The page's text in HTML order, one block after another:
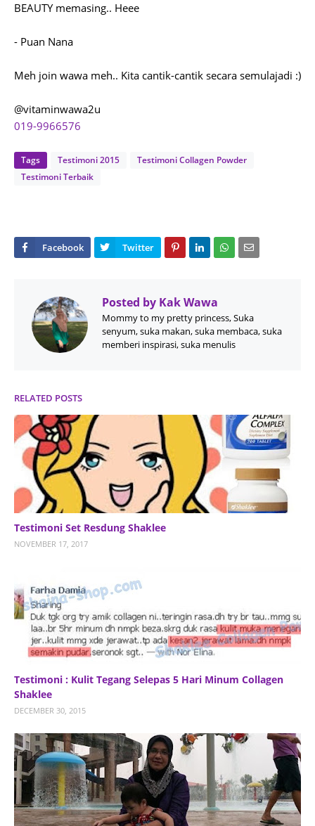
BEAUTY memasing.. Heee
- Puan Nana
Meh join wawa meh.. Kita cantik-cantik secara semulajadi :)
@vitaminwawa2u
019-9966576
Tags Testimoni 2015
Testimoni Collagen Powder
Testimoni Terbaik
Posted by Kak Wawa
Mommy to my pretty princess, Suka
senyum, suka makan, suka membaca, suka
memberi inspirasi, suka menulis
RELATED POSTS
Testimoni Set Resdung Shaklee
NOVEMBER 17, 2017
Testimoni : Kulit Tegang Selepas 5 Hari Minum Collagen
Shaklee
DECEMBER 30, 2015